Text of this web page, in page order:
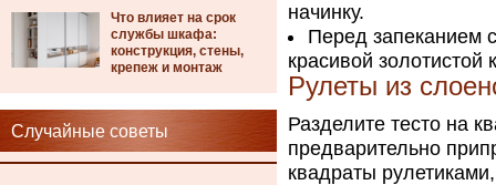
Что влияет на срок
службы шкафа:
конструкция, стены,
крепеж и монтаж
Случайные советы
начинку.
Перед запеканием
красивой золотистой
Рулеты из
Разделите тесто на
предварительно
квадраты